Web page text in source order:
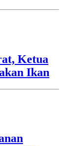
Ketua
Ikan